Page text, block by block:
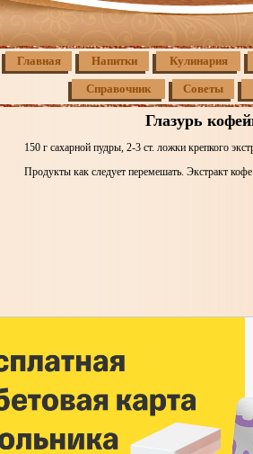
Главная Напитки Кулинария
Справочник Советы
Глазурь
150 г сахарной пудры, 2-3 ст. ложки крепкого
Продукты как следует перемешать. Экстракт